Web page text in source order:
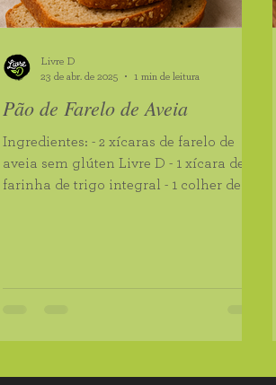
Vinagre de Maçã Canjica de Milho
Farinha de Batata Doce
Pão de Farelo de Aveia
Ingredientes: - 2 xícaras de farelo de
aveia sem glúten Livre D - 1 xícara de
farinha de trigo integral - 1 colher de
Livre D
23 de abr. de 2025
1 min de leitura